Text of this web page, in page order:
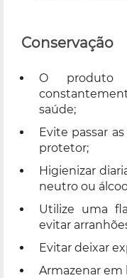
Conservação
O produto
saúde;
Evite passar
protetor;
Higienizar
neutro ou
Utilize uma
evitar
Evitar deixar
Armazenar em